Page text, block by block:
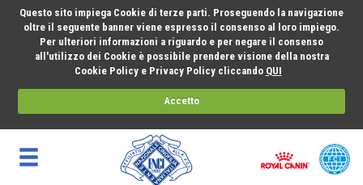
Questo sito impiega Cookie di terze parti. Proseguendo la navigazione
oltre il seguente banner viene espresso il consenso al loro impiego.
Per ulteriori informazioni a riguardo e per negare il consenso
all'utilizzo dei Cookie è possibile prendere visione della nostra
Cookie Policy e Privacy Policy cliccando QUI
Accetto